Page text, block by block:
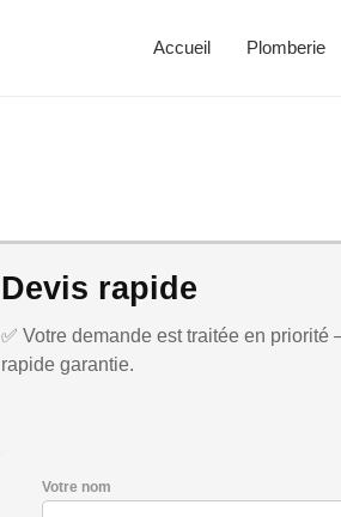
Accueil Plomberie
Devis rapide
✅ Votre demande est traitée en priorité
rapide garantie.
Votre nom